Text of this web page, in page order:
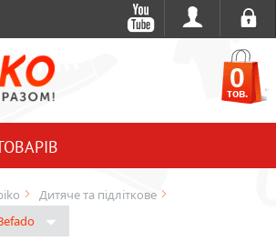
0
тов.
Дитяче та підліткове